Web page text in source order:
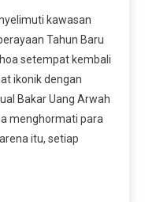
kawasan
Tahun Baru
setempat kembali
ikonik dengan
Bakar Uang Arwah
menghormati para
itu, setiap